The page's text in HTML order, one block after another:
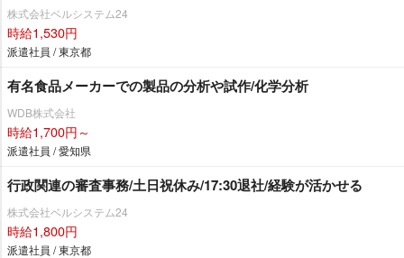
株式会社ベルシステム24
時給1,530円
派遣社員 / 東京都
有名食品メーカーでの製品の分析や試作/化学分析
WDB株式会社
時給1,700円～
派遣社員 / 愛知県
行政関連の審査事務/土日祝休み/17:30退社/経験が活かせる
株式会社ベルシステム24
時給1,800円
派遣社員 / 東京都